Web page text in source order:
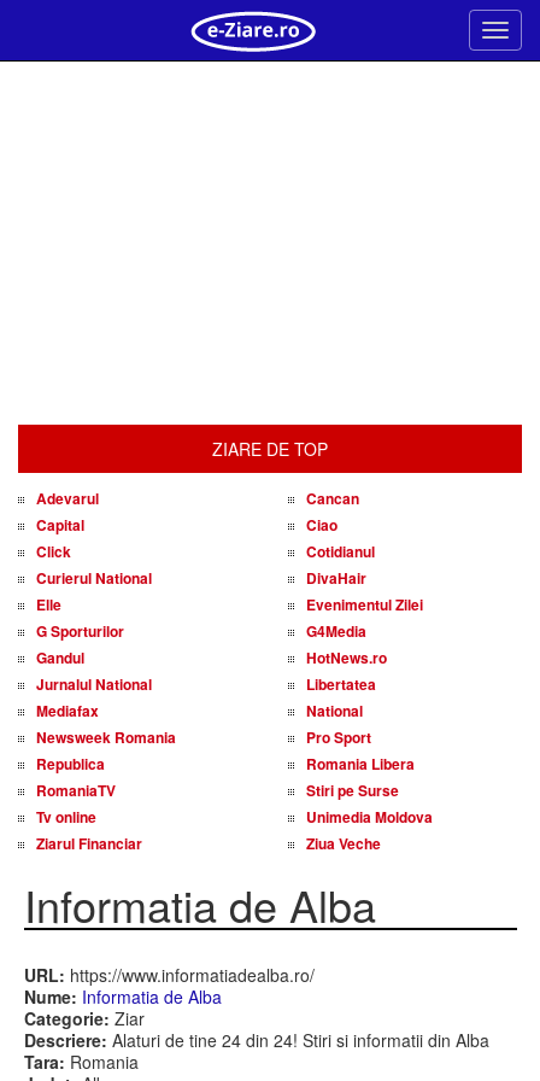
Meniu
ZIARE DE TOP
Adevarul
Cancan
Capital
Ciao
Click
Cotidianul
Curierul National
DivaHair
Elle
Evenimentul Zilei
G Sporturilor
G4Media
Gandul
HotNews.ro
Jurnalul National
Libertatea
Mediafax
National
Newsweek Romania
Pro Sport
Republica
Romania Libera
RomaniaTV
Stiri pe Surse
Tv online
Unimedia Moldova
Ziarul Financiar
Ziua Veche
Informatia de Alba
URL: https://www.informatiadealba.ro/
Nume: Informatia de Alba
Categorie: Ziar
Descriere: Alaturi de tine 24 din 24! Stiri si informatii din Alba
Tara: Romania